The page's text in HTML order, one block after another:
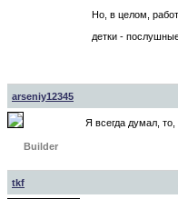
Но, в целом,
детки -
arseniy12345
Builder
Я всегда думал, то,
tkf